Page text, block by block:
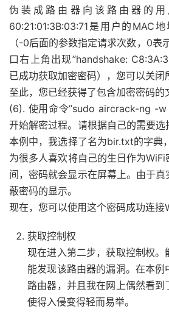
伪装成路由器向该路由器的
60:21:01:3B:03:71是用户的MAC
（-0后面的参数指定请求次数，0表
口右上角出现”handshake:
已成功获取加密密码），您可以关闭
至此，您已经获得了包含加密密码的
(6). 使用命令”sudo aircrack-ng -
开始解密过程。请根据自己的需要
本例中，我选择了名为bir.txt的字典
为很多人喜欢将自己的生日作为
间，密码就会显示在屏幕上。由于
蔽密码的显示。
现在，您可以使用这个密码成功连接
获取控制权
现在进入第二步，获取控制权。
能发现该路由器的漏洞。在本
路由器，并且我在网上偶然看到
使得入侵变得轻而易举。